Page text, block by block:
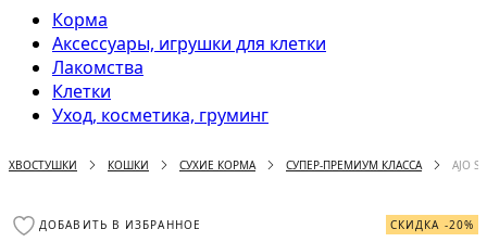
Корма
Аксессуары, игрушки для клетки
Лакомства
Клетки
Уход, косметика, груминг
ХВОСТУШКИ КОШКИ СУХИЕ КОРМА СУПЕР-ПРЕМИУМ КЛАССА AJO
ДОБАВИТЬ В ИЗБРАННОЕ СКИДКА -20%